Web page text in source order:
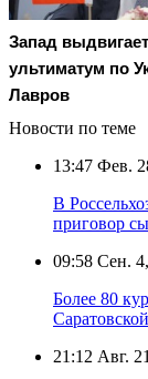
Запад
ультиматум по
Лавров
Новости по теме
13:47 Фев.
В
приговор
09:58 Сен.
Более 80
21:12 Авг.